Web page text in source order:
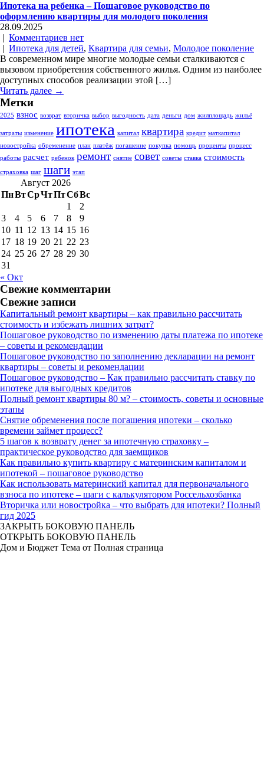
Ипотека на ребенка – Пошаговое руководство по
оформлению квартиры для молодого поколения
28.09.2025
| Комментариев нет
| Ипотека для детей, Квартира для семьи, Молодое поколение
В современном мире многие молодые семьи сталкиваются с
вызовом приобретения собственного жилья. Одним из наиболее
доступных способов реализации этой […]
Читать далее →
Метки
2025 взнос возврат вторичка выбор выгодность дата деньги дом жилплощадь жильё
затраты изменение ипотека капитал квартира кредит маткапитал
новостройка обременение план платёж погашение покупка помощь проценты процесс
работы расчет ребенок ремонт снятие совет советы ставка стоимость
страховка шаг шаги этап
Август 2026
ПнВтСрЧтПтСбВс
1
2
3
4 5 6 7 8
9
10 11 12 13 14 15 16
17 18 19 20 21 22 23
24 25 26 27 28 29 30
31
« Окт
Свежие комментарии
Свежие записи
Капитальный ремонт квартиры – как правильно рассчитать
стоимость и избежать лишних затрат?
Пошаговое руководство по изменению даты платежа по ипотеке
– советы и рекомендации
Пошаговое руководство по заполнению декларации на ремонт
квартиры – советы и рекомендации
Пошаговое руководство – Как правильно рассчитать ставку по
ипотеке для выгодных кредитов
Полный ремонт квартиры 80 м? – стоимость, советы и основные
этапы
Снятие обременения после погашения ипотеки – сколько
времени займет процесс?
5 шагов к возврату денег за ипотечную страховку –
практическое руководство для заемщиков
Как правильно купить квартиру с материнским капиталом и
ипотекой – пошаговое руководство
Как использовать материнский капитал для первоначального
взноса по ипотеке – шаги с калькулятором Россельхозбанка
Вторичка или новостройка – что выбрать для ипотеки? Полный
гид 2025
ЗАКРЫТЬ БОКОВУЮ ПАНЕЛЬ
ОТКРЫТЬ БОКОВУЮ ПАНЕЛЬ
Дом и Бюджет Тема от Полная страница